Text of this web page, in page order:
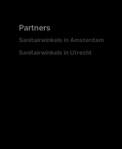
Partners
Sanitairwinkels in Amsterdam
Sanitairwinkels in Utrecht